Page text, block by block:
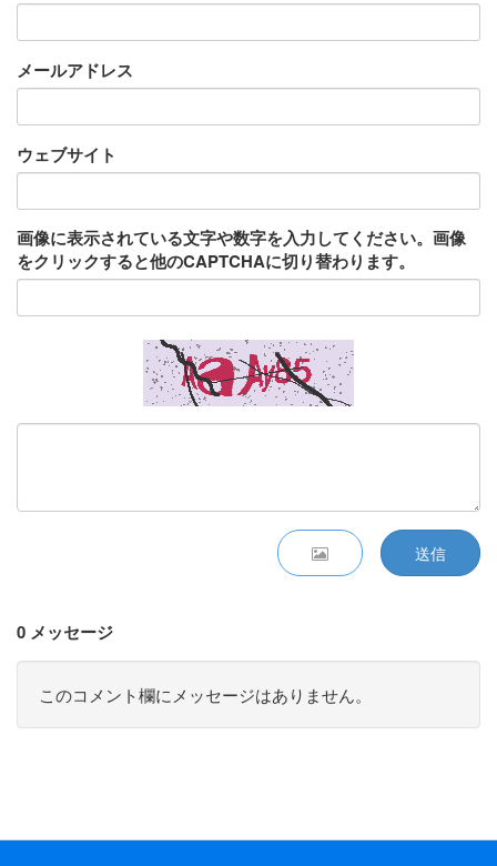
メールアドレス
ウェブサイト
画像に表示されている文字や数字を入力してください。画像
をクリックすると他のCAPTCHAに切り替わります。
送信
0 メッセージ
このコメント欄にメッセージはありません。